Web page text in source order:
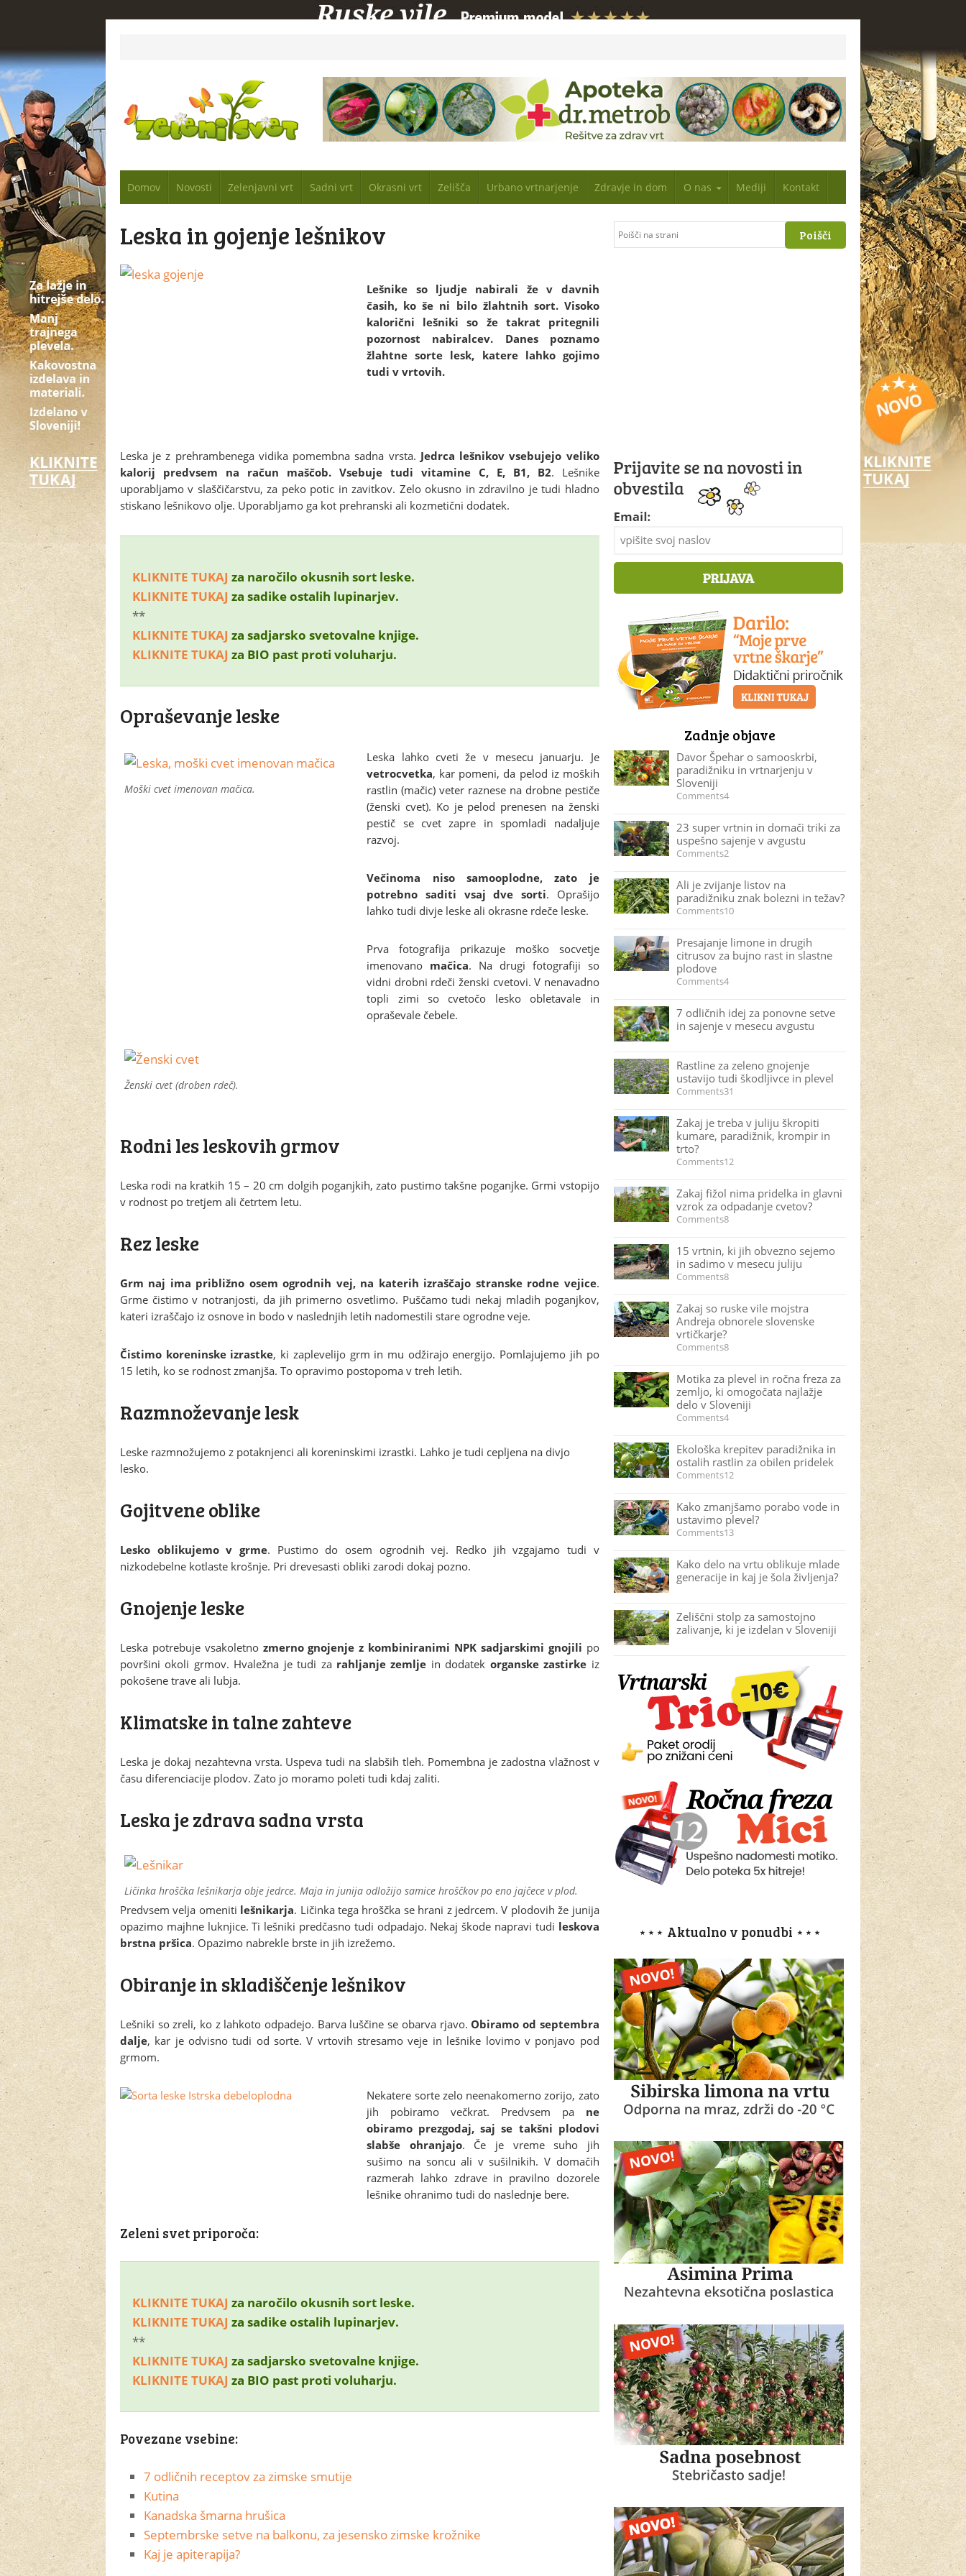
Domov Novosti Zelenjavni vrt Sadni vrt Okrasni vrt Zelišča Urbano vrtnarjenje Zdravje in dom O nas Mediji Kontakt
Leska in gojenje lešnikov
Lešnike so ljudje nabirali že v davnih
časih, ko še ni bilo žlahtnih sort. Visoko
kalorični lešniki so že takrat pritegnili
pozornost nabiralcev. Danes poznamo
žlahtne sorte lesk, katere lahko gojimo
tudi v vrtovih.
Leska je z prehrambenega vidika pomembna sadna vrsta. Jedrca lešnikov vsebujejo veliko
kalorij predvsem na račun maščob. Vsebuje tudi vitamine C, E, B1, B2. Lešnike
uporabljamo v slaščičarstvu, za peko potic in zavitkov. Zelo okusno in zdravilno je tudi hladno
stiskano lešnikovo olje. Uporabljamo ga kot prehranski ali kozmetični dodatek.
KLIKNITE TUKAJ za naročilo okusnih sort leske.
KLIKNITE TUKAJ za sadike ostalih lupinarjev.
**
KLIKNITE TUKAJ za sadjarsko svetovalne knjige.
KLIKNITE TUKAJ za BIO past proti voluharju.
Opraševanje leske
Moški cvet imenovan mačica.
Leska lahko cveti že v mesecu januarju. Je
vetrocvetka, kar pomeni, da pelod iz moških
rastlin (mačic) veter raznese na drobne pestiče
(ženski cvet). Ko je pelod prenesen na ženski
pestič se cvet zapre in spomladi nadaljuje
razvoj.
Večinoma niso samooplodne, zato je
potrebno saditi vsaj dve sorti. Oprašijo
lahko tudi divje leske ali okrasne rdeče leske.
Prva fotografija prikazuje moško socvetje
imenovano mačica. Na drugi fotografiji so
vidni drobni rdeči ženski cvetovi. V nenavadno
topli zimi so cvetočo lesko obletavale in
opraševale čebele.
Ženski cvet (droben rdeč).
Rodni les leskovih grmov
Leska rodi na kratkih 15 – 20 cm dolgih poganjkih, zato pustimo takšne poganjke. Grmi vstopijo
v rodnost po tretjem ali četrtem letu.
Rez leske
Grm naj ima približno osem ogrodnih vej, na katerih izraščajo stranske rodne vejice.
Grme čistimo v notranjosti, da jih primerno osvetlimo. Puščamo tudi nekaj mladih poganjkov,
kateri izraščajo iz osnove in bodo v naslednjih letih nadomestili stare ogrodne veje.
Čistimo koreninske izrastke, ki zaplevelijo grm in mu odžirajo energijo. Pomlajujemo jih po
15 letih, ko se rodnost zmanjša. To opravimo postopoma v treh letih.
Razmnoževanje lesk
Leske razmnožujemo z potaknjenci ali koreninskimi izrastki. Lahko je tudi cepljena na divjo
lesko.
Gojitvene oblike
Lesko oblikujemo v grme. Pustimo do osem ogrodnih vej. Redko jih vzgajamo tudi v
nizkodebelne kotlaste krošnje. Pri drevesasti obliki zarodi dokaj pozno.
Gnojenje leske
Leska potrebuje vsakoletno zmerno gnojenje z kombiniranimi NPK sadjarskimi gnojili po
površini okoli grmov. Hvaležna je tudi za rahljanje zemlje in dodatek organske zastirke iz
pokošene trave ali lubja.
Klimatske in talne zahteve
Leska je dokaj nezahtevna vrsta. Uspeva tudi na slabših tleh. Pomembna je zadostna vlažnost v
času diferenciacije plodov. Zato jo moramo poleti tudi kdaj zaliti.
Leska je zdrava sadna vrsta
Ličinka hroščka lešnikarja obje jedrce. Maja in junija odložijo samice hroščkov po eno jajčece v plod.
Predvsem velja omeniti lešnikarja. Ličinka tega hroščka se hrani z jedrcem. V plodovih že junija
opazimo majhne luknjice. Ti lešniki predčasno tudi odpadajo. Nekaj škode napravi tudi leskova
brstna pršica. Opazimo nabrekle brste in jih izrežemo.
Obiranje in skladiščenje lešnikov
Lešniki so zreli, ko z lahkoto odpadejo. Barva luščine se obarva rjavo. Obiramo od septembra
dalje, kar je odvisno tudi od sorte. V vrtovih stresamo veje in lešnike lovimo v ponjavo pod
grmom.
Nekatere sorte zelo neenakomerno zorijo, zato
jih pobiramo večkrat. Predvsem pa ne
obiramo prezgodaj, saj se takšni plodovi
slabše ohranjajo. Če je vreme suho jih
sušimo na soncu ali v sušilnikih. V domačih
razmerah lahko zdrave in pravilno dozorele
lešnike ohranimo tudi do naslednje bere.
Zeleni svet priporoča:
KLIKNITE TUKAJ za naročilo okusnih sort leske.
KLIKNITE TUKAJ za sadike ostalih lupinarjev.
**
KLIKNITE TUKAJ za sadjarsko svetovalne knjige.
KLIKNITE TUKAJ za BIO past proti voluharju.
Povezane vsebine:
7 odličnih receptov za zimske smutije
Kutina
Kanadska šmarna hrušica
Septembrske setve na balkonu, za jesensko zimske krožnike
Kaj je apiterapija?
Zadnje objave
Davor Špehar o samooskrbi,
paradižniku in vrtnarjenju v
Sloveniji
Comments4
23 super vrtnin in domači triki za
uspešno sajenje v avgustu
Comments2
Ali je zvijanje listov na
paradižniku znak bolezni in težav?
Comments10
Presajanje limone in drugih
citrusov za bujno rast in slastne
plodove
Comments4
7 odličnih idej za ponovne setve
in sajenje v mesecu avgustu
Rastline za zeleno gnojenje
ustavijo tudi škodljivce in plevel
Comments31
Zakaj je treba v juliju škropiti
kumare, paradižnik, krompir in
trto?
Comments12
Zakaj fižol nima pridelka in glavni
vzrok za odpadanje cvetov?
Comments8
15 vrtnin, ki jih obvezno sejemo
in sadimo v mesecu juliju
Comments8
Zakaj so ruske vile mojstra
Andreja obnorele slovenske
vrtičkarje?
Comments8
Motika za plevel in ročna freza za
zemljo, ki omogočata najlažje
delo v Sloveniji
Comments4
Ekološka krepitev paradižnika in
ostalih rastlin za obilen pridelek
Comments12
Kako zmanjšamo porabo vode in
ustavimo plevel?
Comments13
Kako delo na vrtu oblikuje mlade
generacije in kaj je šola življenja?
Zeliščni stolp za samostojno
zalivanje, ki je izdelan v Sloveniji
⋆⋆⋆ Aktualno v ponudbi ⋆⋆⋆